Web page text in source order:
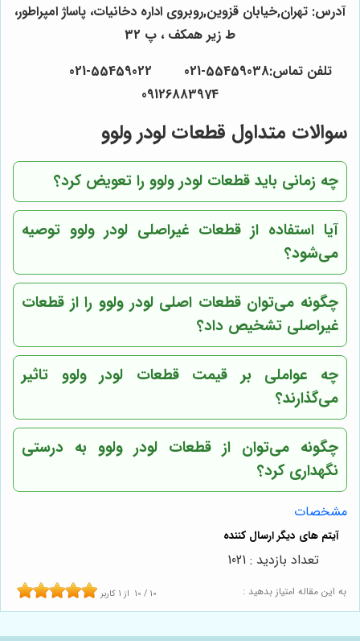
آدرس: تهران,خیابان قزوین,روبروی اداره دخانیات، پاساژ امپراطور،
ط زیر همکف ، پ 32
09126883974
سوالات متداول قطعات لودر ولوو
چه زمانی باید قطعات لودر ولوو را تعویض کرد؟
آیا استفاده از قطعات غیراصلی لودر ولوو توصیه
می‌شود؟
چگونه می‌توان قطعات اصلی لودر ولوو را از قطعات
غیراصلی تشخیص داد؟
چه عواملی بر قیمت قطعات لودر ولوو تاثیر
می‌گذارند؟
چگونه می‌توان از قطعات لودر ولوو به درستی
نگهداری کرد؟
مشخصات
به این مقاله امتیاز بدهید : 10 / 10 از 1 کاربر
تعداد بازدید : 1021